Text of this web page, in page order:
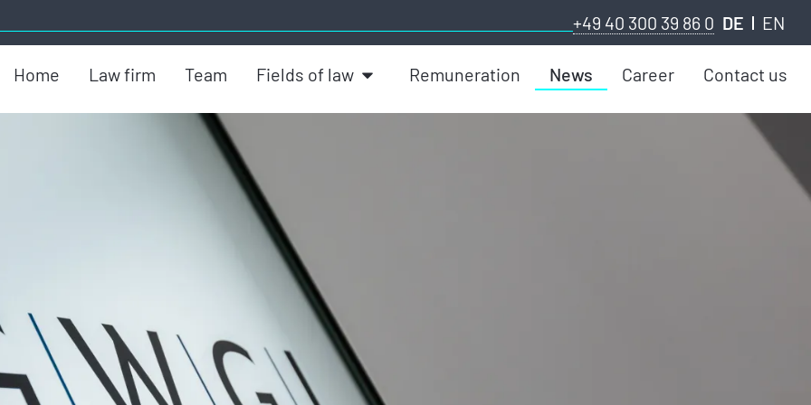
+49 40 300 39 86 0 DE EN
Home Law firm Team Fields of law Remuneration News Career Contact us